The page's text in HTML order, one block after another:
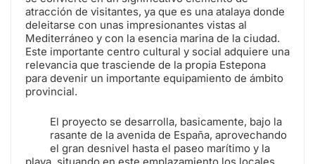
atracción de visitantes, ya que es una atalaya donde
deleitarse con unas impresionantes vistas al
Mediterráneo y con la esencia marina de la ciudad.
Este importante centro cultural y social adquiere una
relevancia que trasciende de la propia Estepona
para devenir un importante equipamiento de ámbito
provincial.
El proyecto se desarrolla, basicamente, bajo la
rasante de la avenida de España, aprovechando
el gran desnivel hasta el paseo marítimo y la
playa, situando en este emplazamiento los locales